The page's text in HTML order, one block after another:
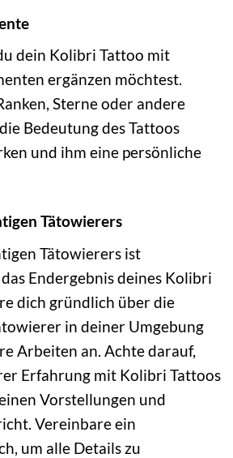
dein Kolibri Tattoo mit
ergänzen möchtest.
Sterne oder andere
Bedeutung des Tattoos
und ihm eine persönliche
Tätowierers
Tätowierers ist
Endergebnis deines Kolibri
dich gründlich über die
in deiner Umgebung
Arbeiten an. Achte darauf,
Erfahrung mit Kolibri Tattoos
Vorstellungen und
Vereinbare ein
um alle Details zu